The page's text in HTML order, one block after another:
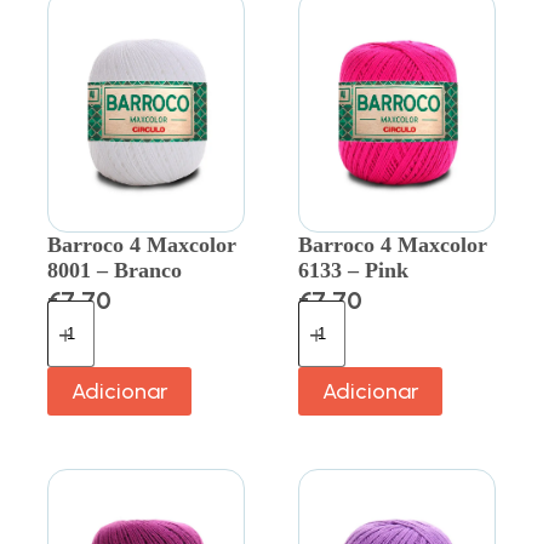
Barroco 4 Maxcolor
8001 – Branco
€7.70
Adicionar
Barroco 4 Maxcolor
6133 – Pink
€7.70
Adicionar